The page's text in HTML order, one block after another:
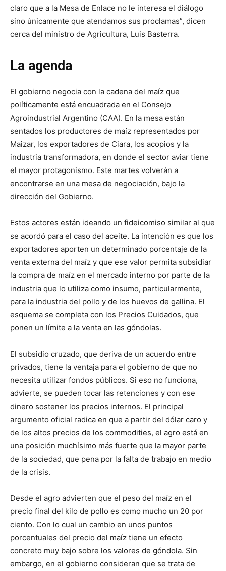
claro que a la Mesa de Enlace no le interesa el diálogo
sino únicamente que atendamos sus proclamas”, dicen
cerca del ministro de Agricultura, Luis Basterra.
La agenda
El gobierno negocia con la cadena del maíz que
políticamente está encuadrada en el Consejo
Agroindustrial Argentino (CAA). En la mesa están
sentados los productores de maíz representados por
Maizar, los exportadores de Ciara, los acopios y la
industria transformadora, en donde el sector aviar tiene
el mayor protagonismo. Este martes volverán a
encontrarse en una mesa de negociación, bajo la
dirección del Gobierno.
Estos actores están ideando un fideicomiso similar al que
se acordó para el caso del aceite. La intención es que los
exportadores aporten un determinado porcentaje de la
venta externa del maíz y que ese valor permita subsidiar
la compra de maíz en el mercado interno por parte de la
industria que lo utiliza como insumo, particularmente,
para la industria del pollo y de los huevos de gallina. El
esquema se completa con los Precios Cuidados, que
ponen un límite a la venta en las góndolas.
El subsidio cruzado, que deriva de un acuerdo entre
privados, tiene la ventaja para el gobierno de que no
necesita utilizar fondos públicos. Si eso no funciona,
advierte, se pueden tocar las retenciones y con ese
dinero sostener los precios internos. El principal
argumento oficial radica en que a partir del dólar caro y
de los altos precios de los commodities, el agro está en
una posición muchísimo más fuerte que la mayor parte
de la sociedad, que pena por la falta de trabajo en medio
de la crisis.
Desde el agro advierten que el peso del maíz en el
precio final del kilo de pollo es como mucho un 20 por
ciento. Con lo cual un cambio en unos puntos
porcentuales del precio del maíz tiene un efecto
concreto muy bajo sobre los valores de góndola. Sin
embargo, en el gobierno consideran que se trata de